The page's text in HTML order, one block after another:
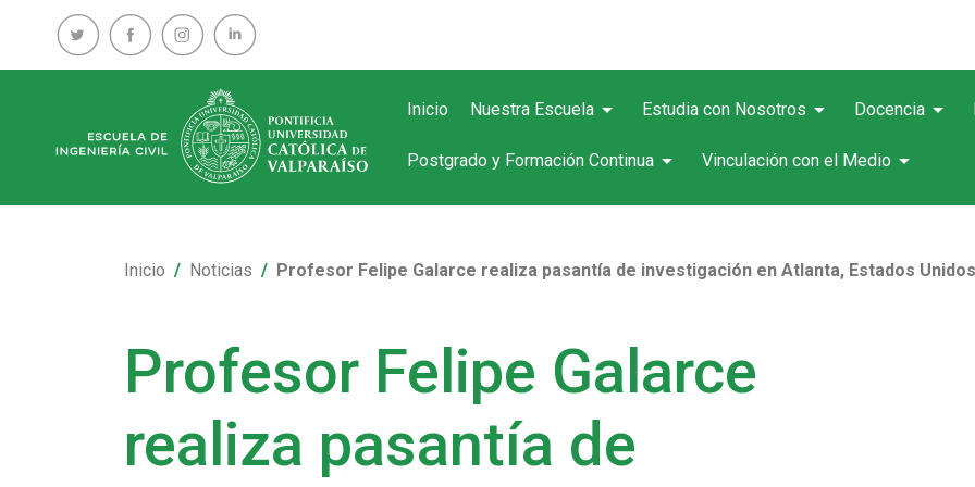
Inicio Nuestra Escuela arrow_drop_down Estudia con Nosotros arrow_drop_down Docencia arrow_drop_down
Postgrado y Formación Continua arrow_drop_down Vinculación con el Medio arrow_drop_down
Inicio Noticias Profesor Felipe Galarce realiza pasantía de investigación en Atlanta, Estados Unidos
Profesor Felipe Galarce
realiza pasantía de